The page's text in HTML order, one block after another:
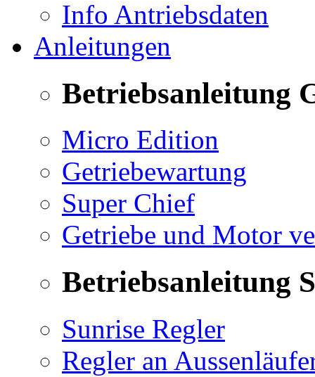
Info Antriebsdaten
Anleitungen
Betriebsanleitung
Micro Edition
Getriebewartung
Super Chief
Getriebe und Motor
Betriebsanleitung
Sunrise Regler
Regler an